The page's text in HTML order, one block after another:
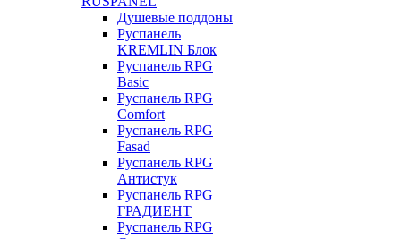
Душевые поддоны
Руспанель
KREMLIN Блок
Руспанель RPG
Basic
Руспанель RPG
Comfort
Руспанель RPG
Fasad
Руспанель RPG
Антистук
Руспанель RPG
ГРАДИЕНТ
Руспанель RPG